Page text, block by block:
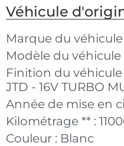
Véhicule
Marque du véhicule
Modèle du véhicule
Finition du véhicule
JTD - 16V TURBO
Année de mise en
Kilométrage ** :
Couleur : Blanc